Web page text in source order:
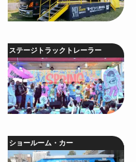
ステージトラックトレーラー
ショールーム・カー